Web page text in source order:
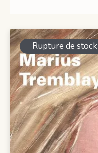
Rupture de stock